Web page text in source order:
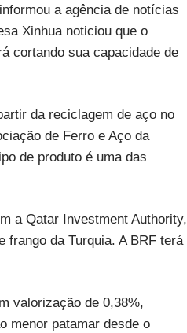
a agência de notícias
Xinhua noticiou que o
cortando sua capacidade de
da reciclagem de aço no
de Ferro e Aço da
de produto é uma das
a Qatar Investment Authority,
frango da Turquia. A BRF terá
valorização de 0,38%,
menor patamar desde o